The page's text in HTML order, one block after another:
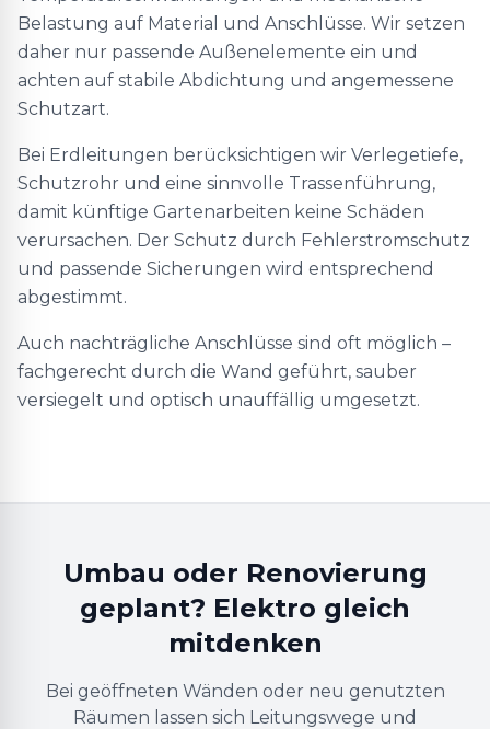
Belastung auf Material und Anschlüsse. Wir setzen
daher nur passende Außenelemente ein und
achten auf stabile Abdichtung und angemessene
Schutzart.
Bei Erdleitungen berücksichtigen wir Verlegetiefe,
Schutzrohr und eine sinnvolle Trassenführung,
damit künftige Gartenarbeiten keine Schäden
verursachen. Der Schutz durch Fehlerstromschutz
und passende Sicherungen wird entsprechend
abgestimmt.
Auch nachträgliche Anschlüsse sind oft möglich –
fachgerecht durch die Wand geführt, sauber
versiegelt und optisch unauffällig umgesetzt.
Umbau oder Renovierung
geplant? Elektro gleich
mitdenken
Bei geöffneten Wänden oder neu genutzten
Räumen lassen sich Leitungswege und